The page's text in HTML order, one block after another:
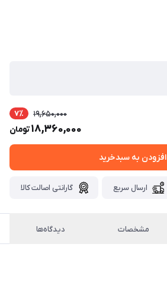
19,650,000 7٪
18,360,000تومان
افزودن به سبدخرید
ارسال سریع گارانتی اصالت کالا
مشخصات دیدگاه‌ها